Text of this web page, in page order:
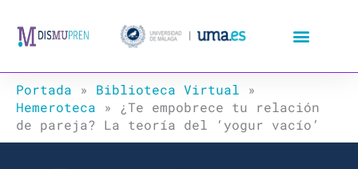
Portada » Biblioteca Virtual »
Hemeroteca » ¿Te empobrece tu relación
de pareja? La teoría del ‘yogur vacío’